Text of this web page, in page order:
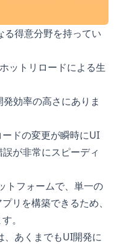
得意分野を持ってい
ットリロードによる生
効率の高さにありま
ドの変更が瞬時にUI
が非常にスピーディ
トフォームで、単一の
リを構築できるため、
。
あくまでもUI開発に